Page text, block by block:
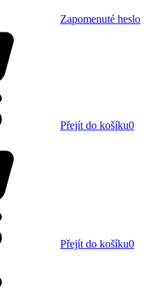
Zapomenuté heslo
Přejít do košíku0
Přejít do košíku0